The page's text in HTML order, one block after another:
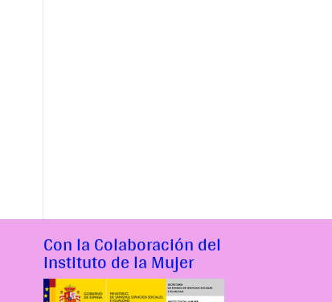
Con la Colaboración del
Instituto de la Mujer